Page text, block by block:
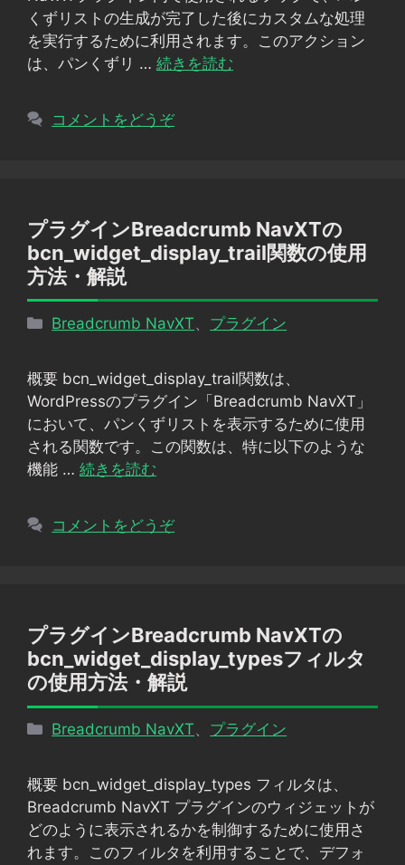
ー
くずリストの生成が完了した後にカスタムな処理
を実行するために利用されます。このアクション
は、パンくずリ … 続きを読む
コメントをどうぞ
プラグインBreadcrumb NavXTの
bcn_widget_display_trail関数の使用
方法・解説
カ
リ
ー
Breadcrumb NavXT プラグイン
概要 bcn_widget_display_trail関数は、
WordPressのプラグイン「Breadcrumb NavXT」
において、パンくずリストを表示するために使用
される関数です。この関数は、特に以下のような
機能 … 続きを読む
コメントをどうぞ
プラグインBreadcrumb NavXTの
bcn_widget_display_typesフィルタ
の使用方法・解説
カ
リ
ー
Breadcrumb NavXT、 プラグイン
概要 bcn_widget_display_types フィルタは、
Breadcrumb NavXT プラグインのウィジェットが
どのように表示されるかを制御するために使用さ
れます。このフィルタを利用することで、デフォ